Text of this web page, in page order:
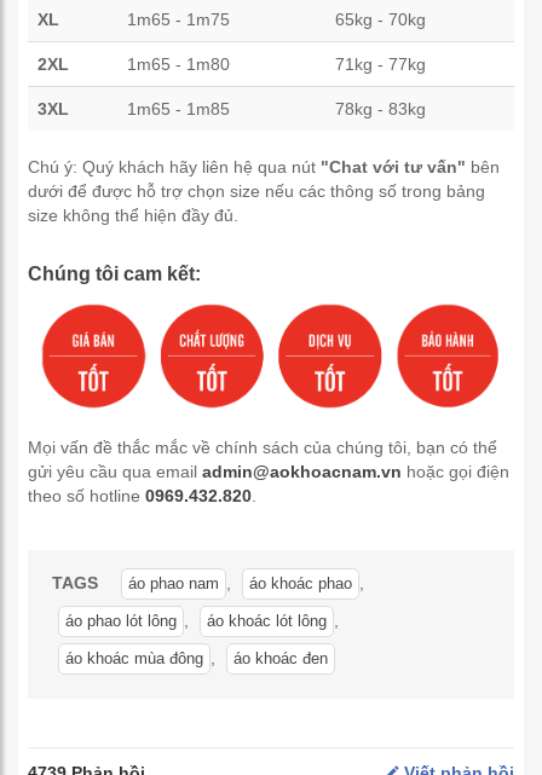
XL 1m65 - 1m75 65kg - 70kg
2XL 1m65 - 1m80 71kg - 77kg
3XL 1m65 - 1m85 78kg - 83kg
Chú ý: Quý khách hãy liên hệ qua nút "Chat với tư vấn" bên
dưới để được hỗ trợ chọn size nếu các thông số trong bảng
size không thể hiện đầy đủ.
Chúng tôi cam kết:
Mọi vấn đề thắc mắc về chính sách của chúng tôi, bạn có thể
gửi yêu cầu qua email admin@aokhoacnam.vn hoặc gọi điện
theo số hotline 0969.432.820
TAGS áo phao nam áo khoác phao
áo phao lót lông áo khoác lót lông
áo khoác mùa đông áo khoác đen